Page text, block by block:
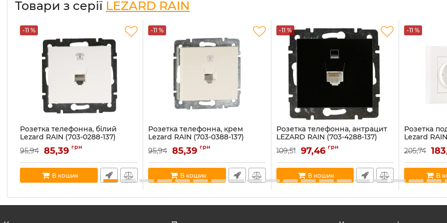
Товари з серії LEZARD RAIN
-11 %
Розетка телефонна, білий
Lezard RAIN (703-0288-137)
Артикул:703-0288-137
В наявності:2
95,94 85,39 грн
В кошик
-11 %
Розетка телефонна, крем
Lezard RAIN (703-0388-137)
Артикул:703-0388-137
В наявності:3
95,94 85,39 грн
В кошик
-11 %
Розетка телефонна, антрацит
LEZARD RAIN (703-4288-137)
Артикул:703-4288-137
В наявності:1
109,51 97,46 грн
В кошик
-11 %
Розетка
Lezard
Артикул:703-
В наявності:9
205,74
В